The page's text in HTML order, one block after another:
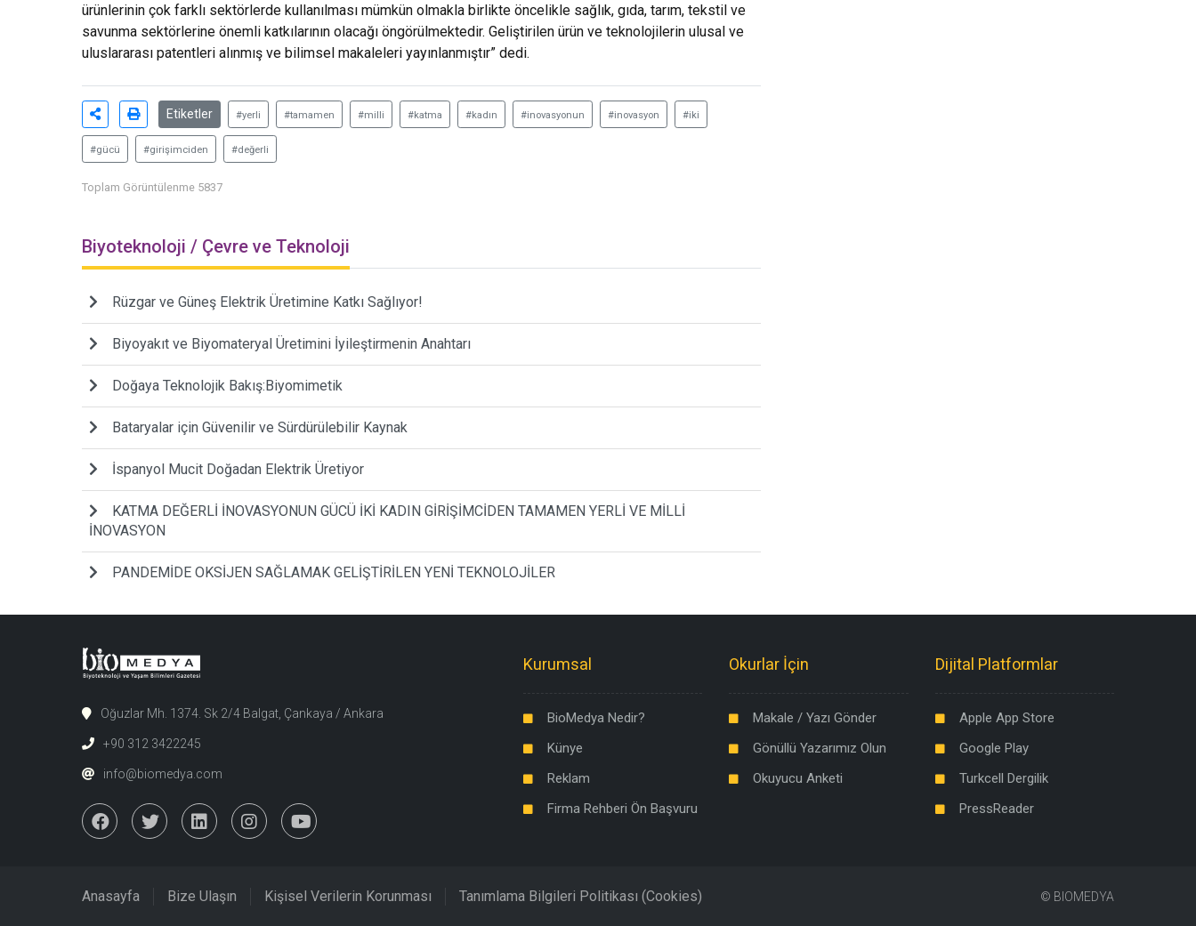
ürünlerinin çok farklı sektörlerde kullanılması mümkün olmakla birlikte öncelikle sağlık, gıda, tarım, tekstil ve
savunma sektörlerine önemli katkılarının olacağı öngörülmektedir. Geliştirilen ürün ve teknolojilerin ulusal ve
uluslararası patentleri alınmış ve bilimsel makaleleri yayınlanmıştır” dedi.
Etiketler #yerli #tamamen #milli #katma #kadın #inovasyonun #inovasyon #iki
#gücü #girişimciden #değerli
Toplam Görüntülenme 5837
Biyoteknoloji / Çevre ve Teknoloji
Rüzgar ve Güneş Elektrik Üretimine Katkı Sağlıyor!
Biyoyakıt ve Biyomateryal Üretimini İyileştirmenin Anahtarı
Doğaya Teknolojik Bakış:Biyomimetik
Bataryalar için Güvenilir ve Sürdürülebilir Kaynak
İspanyol Mucit Doğadan Elektrik Üretiyor
KATMA DEĞERLİ İNOVASYONUN GÜCÜ İKİ KADIN GİRİŞİMCİDEN TAMAMEN YERLİ VE MİLLİ
İNOVASYON
PANDEMİDE OKSİJEN SAĞLAMAK GELİŞTİRİLEN YENİ TEKNOLOJİLER
Oğuzlar Mh. 1374. Sk 2/4 Balgat, Çankaya / Ankara
+90 312 3422245
info@biomedya.com
Kurumsal
BioMedya Nedir?
Künye
Reklam
Firma Rehberi Ön Başvuru
Okurlar İçin
Makale / Yazı Gönder
Gönüllü Yazarımız Olun
Okuyucu Anketi
Dijital Platformlar
Apple App Store
Google Play
Turkcell Dergilik
PressReader
Anasayfa Bize Ulaşın Kişisel Verilerin Korunması Tanımlama Bilgileri Politikası (Cookies) © BIOMEDYA